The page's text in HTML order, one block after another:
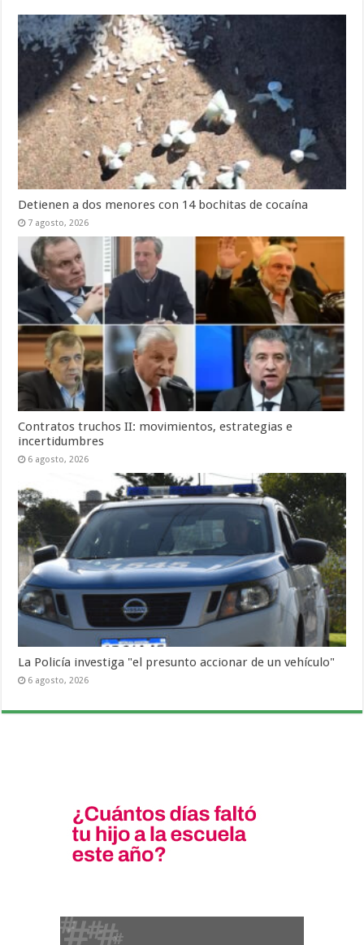
Detienen a dos menores con 14 bochitas de cocaína
7 agosto, 2026
Contratos truchos II: movimientos, estrategias e
incertidumbres
6 agosto, 2026
La Policía investiga "el presunto accionar de un vehículo"
6 agosto, 2026